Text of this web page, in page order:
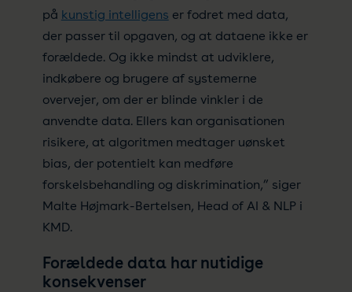
på kunstig intelligens er fodret med data,
der passer til opgaven, og at dataene ikke er
forældede. Og ikke mindst at udviklere,
indkøbere og brugere af systemerne
overvejer, om der er blinde vinkler i de
anvendte data. Ellers kan organisationen
risikere, at algoritmen medtager uønsket
bias, der potentielt kan medføre
forskelsbehandling og diskrimination,” siger
Malte Højmark-Bertelsen, Head of AI & NLP i
KMD.
Forældede data har nutidige
konsekvenser